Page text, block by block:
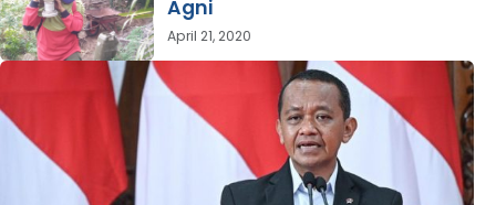
Agni
April 21, 2020